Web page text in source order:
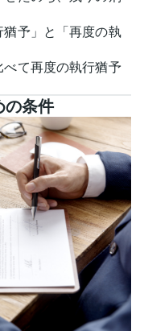
予」と「再度の執
て再度の執行猶予
の条件